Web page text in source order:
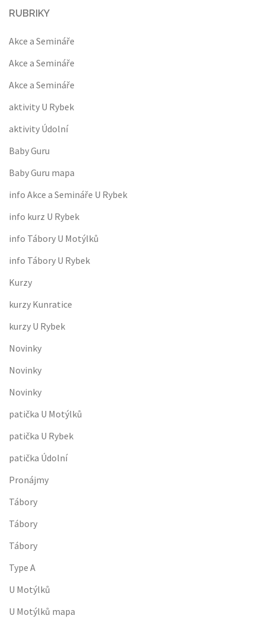
RUBRIKY
Akce a Semináře
Akce a Semináře
Akce a Semináře
aktivity U Rybek
aktivity Údolní
Baby Guru
Baby Guru mapa
info Akce a Semináře U Rybek
info kurz U Rybek
info Tábory U Motýlků
info Tábory U Rybek
Kurzy
kurzy Kunratice
kurzy U Rybek
Novinky
Novinky
Novinky
patička U Motýlků
patička U Rybek
patička Údolní
Pronájmy
Tábory
Tábory
Tábory
Type A
U Motýlků
U Motýlků mapa